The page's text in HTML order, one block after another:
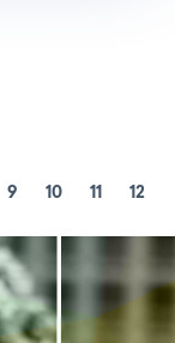
9 10 11 12